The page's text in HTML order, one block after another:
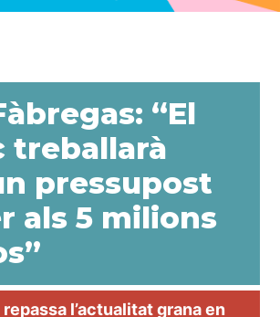
“El
treballarà
pressupost
als 5 milions
l’actualitat grana en